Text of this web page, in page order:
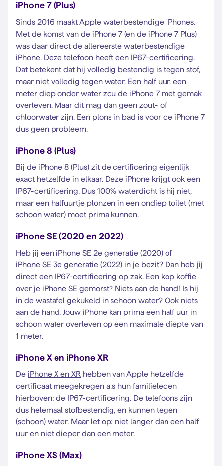
iPhone 7 (Plus)
Sinds 2016 maakt Apple waterbestendige iPhones.
Met de komst van de iPhone 7 (en de iPhone 7 Plus)
was daar direct de allereerste waterbestendige
iPhone. Deze telefoon heeft een IP67-certificering.
Dat betekent dat hij volledig bestendig is tegen stof,
maar niet volledig tegen water. Een half uur, een
meter diep onder water zou de iPhone 7 met gemak
overleven. Maar dit mag dan geen zout- of
chloorwater zijn. Een plons in bad is voor de iPhone 7
dus geen probleem.
iPhone 8 (Plus)
Bij de iPhone 8 (Plus) zit de certificering eigenlijk
exact hetzelfde in elkaar. Deze iPhone krijgt ook een
IP67-certificering. Dus 100% waterdicht is hij niet,
maar een halfuurtje plonzen in een ondiep toilet (met
schoon water) moet prima kunnen.
iPhone SE (2020 en 2022)
Heb jij een iPhone SE 2e generatie (2020) of
iPhone SE 3e generatie (2022) in je bezit? Dan heb jij
direct een IP67-certificering op zak. Een kop koffie
over je iPhone SE gemorst? Niets aan de hand! Is hij
in de wastafel gekukeld in schoon water? Ook niets
aan de hand. Jouw iPhone kan prima een half uur in
schoon water overleven op een maximale diepte van
1 meter.
iPhone X en iPhone XR
De iPhone X en XR hebben van Apple hetzelfde
certificaat meegekregen als hun familieleden
hierboven: de IP67-certificering. De telefoons zijn
dus helemaal stofbestendig, en kunnen tegen
(schoon) water. Maar let op: niet langer dan een half
uur en niet dieper dan een meter.
iPhone XS (Max)